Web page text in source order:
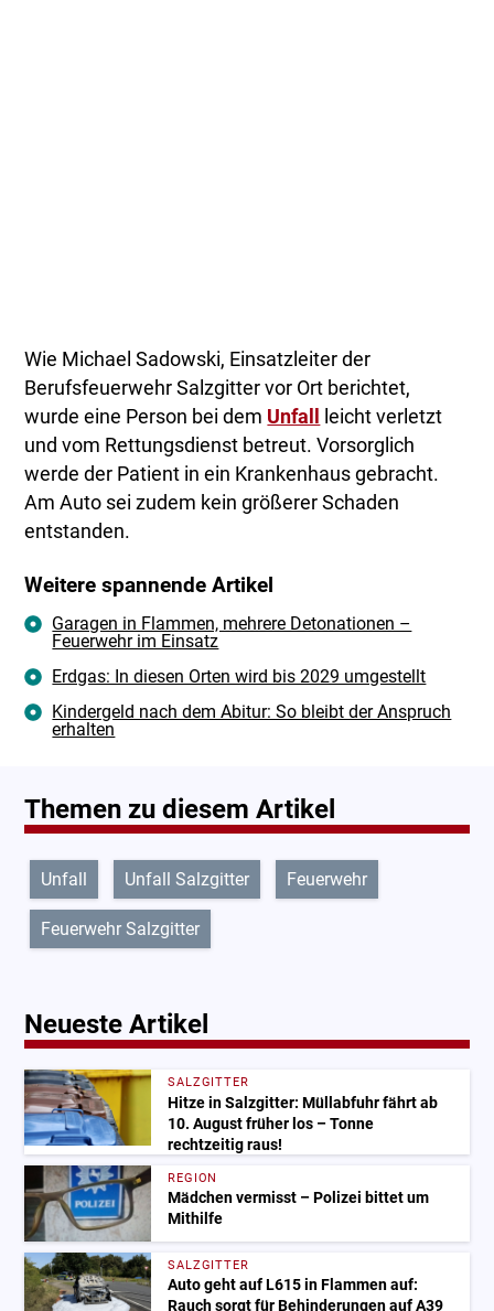
Wie Michael Sadowski, Einsatzleiter der
Berufsfeuerwehr Salzgitter vor Ort berichtet,
wurde eine Person bei dem Unfall
leicht verletzt
und vom Rettungsdienst betreut. Vorsorglich
werde der Patient in ein Krankenhaus gebracht.
Am Auto sei zudem kein größerer Schaden
entstanden.
Weitere spannende Artikel
Garagen in Flammen, mehrere Detonationen –
Feuerwehr im Einsatz
Erdgas: In diesen Orten wird bis 2029 umgestellt
Kindergeld nach dem Abitur: So bleibt der Anspruch
erhalten
Themen zu diesem Artikel
Unfall Unfall Salzgitter Feuerwehr
Feuerwehr Salzgitter
Neueste Artikel
SALZGITTER
Hitze in Salzgitter: Müllabfuhr fährt ab
10. August früher los – Tonne
rechtzeitig raus!
REGION
Mädchen vermisst – Polizei bittet um
Mithilfe
SALZGITTER
Auto geht auf L615 in Flammen auf:
Rauch sorgt für Behinderungen auf A39